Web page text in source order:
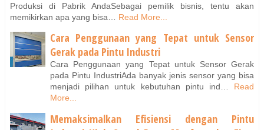
Produksi di Pabrik AndaSebagai pemilik bisnis, tentu akan
memikirkan apa yang bisa…
Read More...
Cara Penggunaan yang Tepat untuk Sensor
Gerak pada Pintu Industri
Cara Penggunaan yang Tepat untuk Sensor Gerak
pada Pintu IndustriAda banyak jenis sensor yang bisa
menjadi pilihan untuk kebutuhan pintu ind…
Read
More...
Memaksimalkan Efisiensi dengan Pintu